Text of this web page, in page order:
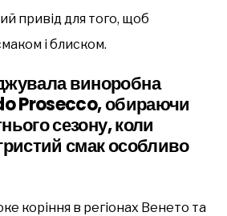
привід для того, щоб
і блиском.
виноробна
Prosecco, обираючи
сезону, коли
смак особливо
коріння в регіонах Венето та